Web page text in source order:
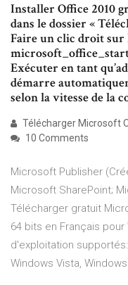
Installer Office 2010
dans le dossier «
Faire un clic droit sur
Exécuter en tant
démarre
selon la vitesse de la
Télécharger Microsoft
10 Comments
Microsoft Publisher
Microsoft SharePoint;
Télécharger gratuit
64 bits en Français
d'exploitation
Windows Vista,